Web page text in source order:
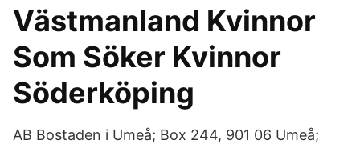
Västmanland Kvinnor
Som Söker Kvinnor
Söderköping
AB Bostaden i Umeå; Box 244, 901 06 Umeå;